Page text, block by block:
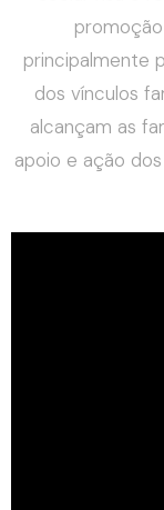
principalmente
dos vínculos
alcançam as
apoio e ação